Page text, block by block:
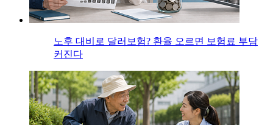
노후 대비로 달러보험? 환율 오르면 보험료 부담
커진다